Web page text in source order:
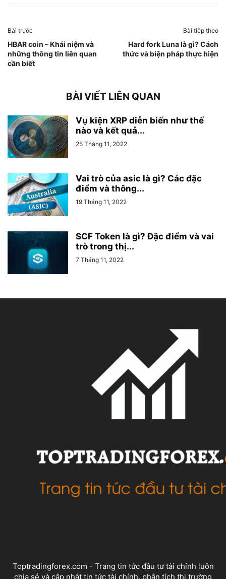
Bài trước
HBAR coin – Khái niệm và
những thông tin liên quan
cần biết
Bài tiếp theo
Hard fork Luna là gì? Cách
thức và biện pháp thực hiện
BÀI VIẾT LIÊN QUAN
Vụ kiện XRP diễn biến như thế
nào và kết quả...
25 Tháng 11, 2022
Vai trò của asic là gì? Các đặc
điểm và thông...
19 Tháng 11, 2022
SCF Token là gì? Đặc điểm và vai
trò trong thị...
7 Tháng 11, 2022
Toptradingforex.com - Trang tin tức đầu tư tài chính luôn
chia sẻ và cập nhật tin tức tài chính, phân tích thị trường